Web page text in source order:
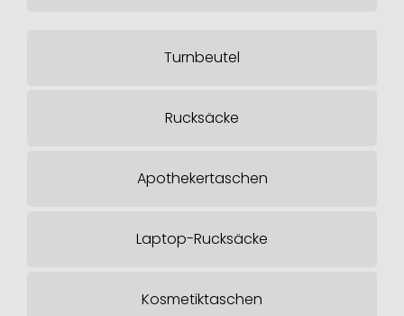
Turnbeutel
Rucksäcke
Apothekertaschen
Laptop-Rucksäcke
Kosmetiktaschen